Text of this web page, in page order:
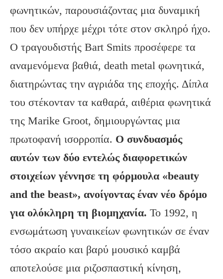
φωνητικών, παρουσιάζοντας μια δυναμική
που δεν υπήρχε μέχρι τότε στον σκληρό ήχο.
Ο τραγουδιστής Bart Smits προσέφερε τα
αναμενόμενα βαθιά, death metal φωνητικά,
διατηρώντας την αγριάδα της εποχής. Δίπλα
του στέκονταν τα καθαρά, αιθέρια φωνητικά
της Marike Groot, δημιουργώντας μια
πρωτοφανή ισορροπία. Ο συνδυασμός
αυτών των δύο εντελώς διαφορετικών
στοιχείων γέννησε τη φόρμουλα «beauty
and the beast», ανοίγοντας έναν νέο δρόμο
για ολόκληρη τη βιομηχανία. Το 1992, η
ενσωμάτωση γυναικείων φωνητικών σε έναν
τόσο ακραίο και βαρύ μουσικό καμβά
αποτελούσε μια ριζοσπαστική κίνηση,